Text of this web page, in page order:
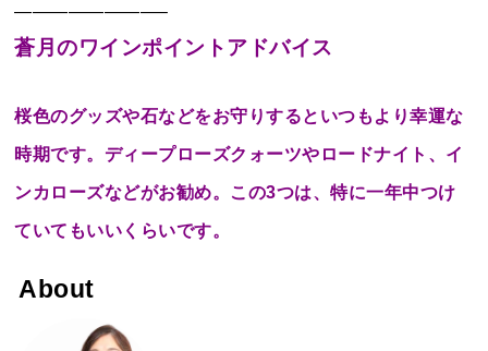
————————–
蒼月のワインポイントアドバイス
桜色のグッズや石などをお守りするといつもより幸運な
時期です。ディープローズクォーツやロードナイト、イ
ンカローズなどがお勧め。この3つは、特に一年中つけ
ていてもいいくらいです。
About